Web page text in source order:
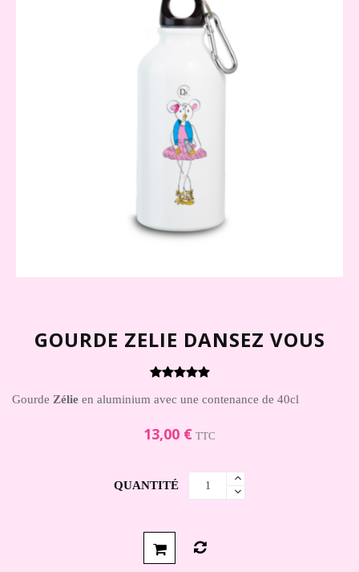
GOURDE ZELIE DANSEZ VOUS
Gourde Zélie en aluminium avec une contenance de 40cl
13,00 € TTC
QUANTITÉ